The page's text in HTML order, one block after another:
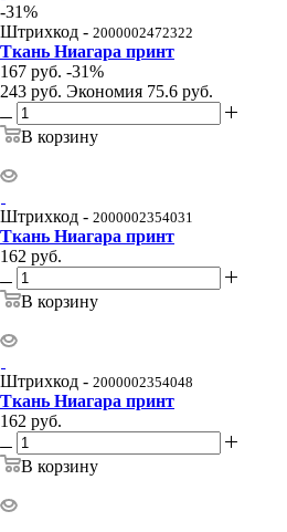
-31%
Штрихкод - 2000002472322
Ткань Ниагара принт
167 руб.
243 руб.
-31%
Экономия 75.6 руб.
В корзину
Штрихкод - 2000002354031
Ткань Ниагара принт
162 руб.
В корзину
Штрихкод - 2000002354048
Ткань Ниагара принт
162 руб.
В корзину